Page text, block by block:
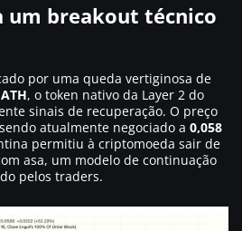
um breakout técnico
por uma queda vertiginosa de
ATH, o token nativo da Layer 2 do
sinais de recuperação. O preço
atualmente negociado a 0,058
permitiu à criptomoeda sair de
asa, um modelo de continuação
pelos traders.